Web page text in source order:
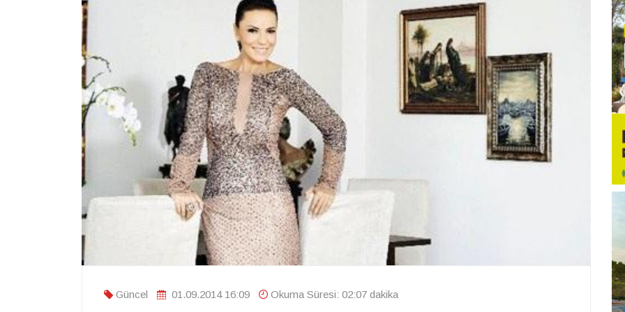
Güncel 01.09.2014 16:09 Okuma Süresi: 02:07 dakika